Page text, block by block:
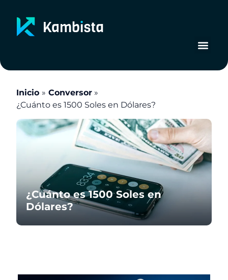
contenido
Inicio
Conversor
¿Cuánto es 1500 Soles en Dólares?
¿Cuánto es 1500 Soles en
Dólares?